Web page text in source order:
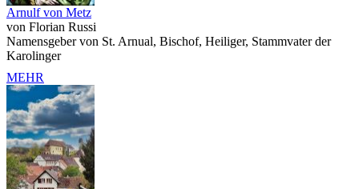
Arnulf von Metz
von Florian Russi
Namensgeber von St. Arnual, Bischof, Heiliger, Stammvater der
Karolinger
MEHR